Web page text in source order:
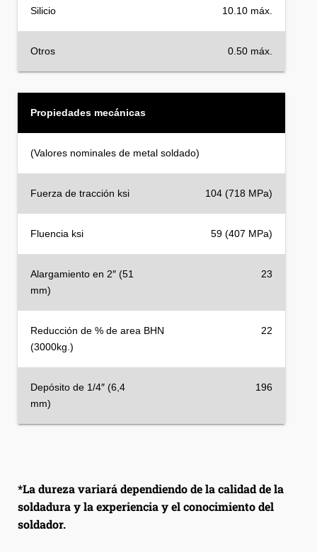
Silicio 10.10 máx.
Otros 0.50 máx.
Propiedades mecánicas
(Valores nominales de metal soldado)
Fuerza de tracción ksi 104 (718 MPa)
Fluencia ksi 59 (407 MPa)
Alargamiento en 2″ (51
mm)
23
Reducción de % de area BHN
(3000kg.)
22
Depósito de 1/4″ (6,4
mm)
196
*La dureza variará dependiendo de la calidad de la
soldadura y la experiencia y el conocimiento del
soldador.